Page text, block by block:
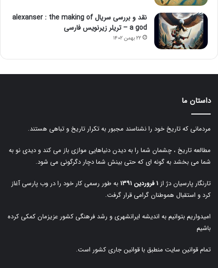
نقد و بررسی سریال alexanser : the making of
a god – تریلر زیرنویس فارسی
۲۲ بهمن ۱۴۰۲
داستان ما
مردمانی که تاریخ خود را نشناسند مجبور به تکرار تاریخ و تباهی هستند.
مطالعه تاریخ ، چشمان شما را به دیدن دنیاهایی موازی باز می کند و دیدی نو به
شما می بخشد به گونه ای که حتی بینش شما دچار دگرگونی می شود.
تارنگار پارسیان دژ از ۱ فروردین ۱۳۹۱
به طور رسمی کار خود را در وب پارسی آغاز
کرد و استقبال هموطنان گرامی قرار گرفت.
امیدواریم بتوانیم به اندیشه ایرانشهری و رشد فرهنگی کشور عزیزمان کمکی کرده
باشیم
تمام قوانین سایت منطبق با قوانین جاری کشور است.